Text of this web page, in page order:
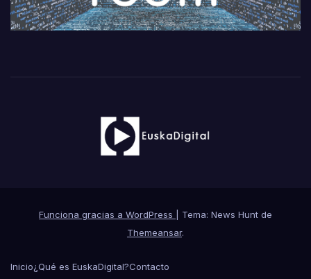
Funciona gracias a WordPress
Tema: News Hunt de
Themeansar.
Inicio¿Qué es EuskaDigital?Contacto